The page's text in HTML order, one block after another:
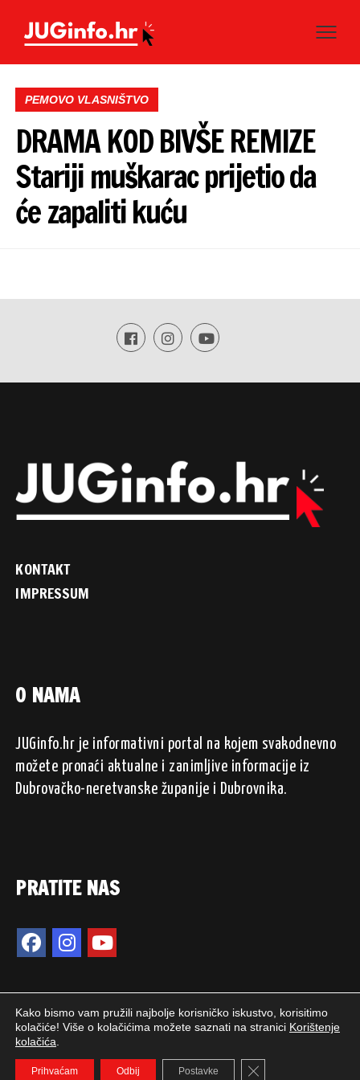
PEMOVO VLASNIŠTVO
DRAMA KOD BIVŠE REMIZE
Stariji muškarac prijetio da
će zapaliti kuću
KONTAKT
IMPRESSUM
O NAMA
JUGinfo.hr je informativni portal na kojem svakodnevno
možete pronaći aktualne i zanimljive informacije iz
Dubrovačko-neretvanske županije i Dubrovnika.
PRATITE NAS
2024. © JUGinfo.hr / Sva prava pridržana.
WEB PEPERIT
Kako bismo vam pružili najbolje korisničko iskustvo, korisitimo
kolačiće! Više o kolačićima možete saznati na stranici Korištenje
kolačića
Prihvaćam Odbij Postavke Close GDPR Cookie